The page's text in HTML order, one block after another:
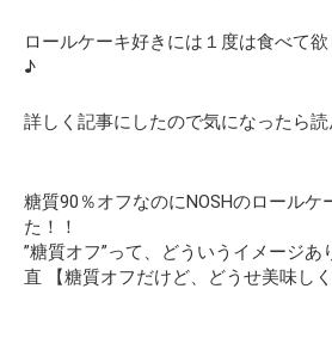
ロールケーキ好きには１度は食べて
♪
詳しく記事にしたので気になったら
糖質90％オフなのにNOSHのロールケ
た！！
”糖質オフ”って、どういうイメージあ
直 【糖質オフだけど、どうせ美味し